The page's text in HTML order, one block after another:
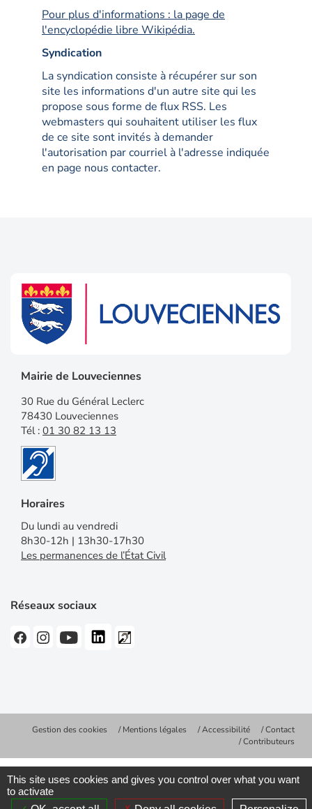
Pour plus d'informations : la page de
l'encyclopédie libre Wikipédia.
Syndication
La syndication consiste à récupérer sur son
site les informations d'un autre site qui les
propose sous forme de flux RSS. Les
webmasters qui souhaitent utiliser les flux
de ce site sont invités à demander
l'autorisation par courriel à l'adresse indiquée
en page nous contacter.
Mairie de Louveciennes
30 Rue du Général Leclerc
78430 Louveciennes
Tél : 01 30 82 13 13
Horaires
Du lundi au vendredi
8h30-12h | 13h30-17h30
Les permanences de l’État Civil
Réseaux sociaux
Gestion des cookies Mentions légales Accessibilité
Contact
Contributeurs
This site uses cookies and gives you control over what you want
to activate